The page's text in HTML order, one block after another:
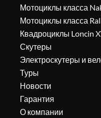
Мотоциклы класса
Мотоциклы класса
Квадроциклы Loncin
Скутеры
Электроскутеры и
Туры
Новости
Гарантия
О компании